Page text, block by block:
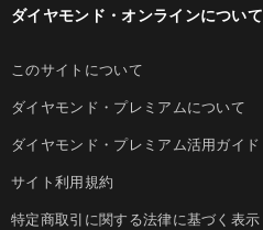
ダイヤモンド・オンラインについて
このサイトについて
ダイヤモンド・プレミアムについて
ダイヤモンド・プレミアム活用ガイド
サイト利用規約
特定商取引に関する法律に基づく表示